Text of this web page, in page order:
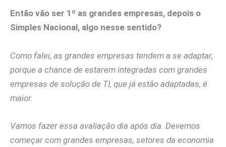
Então vão ser 1º as grandes empresas, depois o
Simples Nacional, algo nesse sentido?
Como falei, as grandes empresas tendem a se adaptar,
porque a chance de estarem integradas com grandes
empresas de solução de TI, que já estão adaptadas, é
maior.
Vamos fazer essa avaliação dia após dia. Devemos
começar com grandes empresas, setores da economia